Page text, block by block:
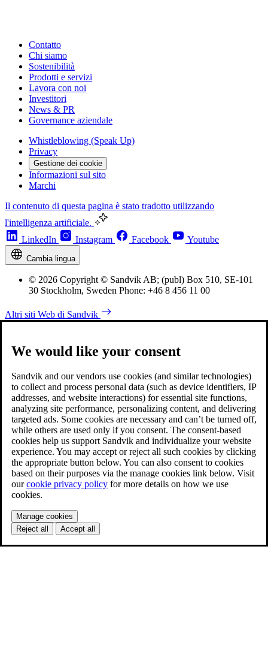
Contatto
Chi siamo
Sostenibilità
Prodotti e servizi
Lavora con noi
Investitori
News & PR
Governance aziendale
Whistleblowing (Speak Up)
Privacy
Gestione dei cookie
Informazioni sul sito
Marchi
Il contenuto di questa pagina è stato tradotto utilizzando
l'intelligenza artificiale.
LinkedIn
Instagram Facebook Youtube
Cambia lingua
© 2026 Copyright © Sandvik AB; (publ) Box 510, SE-101
30 Stockholm, Sweden Phone: +46 8 456 11 00
Altri siti Web di Sandvik
We would like your consent
Sandvik and our vendors use cookies (and similar technologies)
to collect and process personal data (such as device identifiers, IP
addresses, and website interactions) for essential site functions,
analyzing site performance, personalizing content, and delivering
targeted ads. Some cookies are necessary and can’t be turned off,
while others are used only if you consent. The consent-based
cookies help us support Sandvik and individualize your website
experience. You may accept or reject all such cookies by clicking
the appropriate button below. You can also consent to cookies
based on their purposes via the manage cookies link below. Visit
ourcookie privacy policy for more details on how we use
cookies.
Manage cookies
Reject all
Accept all